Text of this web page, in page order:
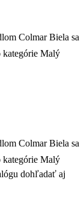
Colmar Biela sa
kategórie Malý
Colmar Biela sa
kategórie Malý
dohľadať aj